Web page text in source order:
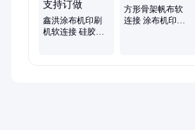
鑫洪涂布机印刷
机软连接 硅胶布
方形骨架帆布软
连接 涂布机印刷